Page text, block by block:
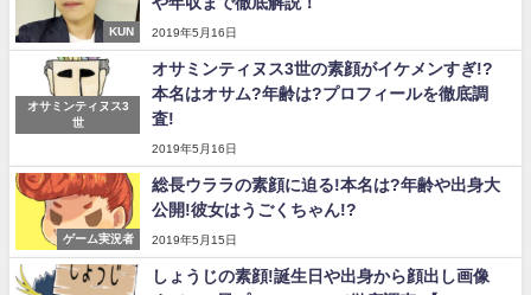
KUN 2019年5月16日
オサミンティヌス3
世
オサミンティヌス3世の素顔がイケメンすぎ!?
本名はオサム?年齢は?プロフィールを徹底調
査!
2019年5月16日
ゲーム実況者
総長ウララの素顔に迫る!本名は?年齢や出身大
公開!彼女はうごくちゃん!?
2019年5月15日
しょうじの素顔!誕生日や出身から顔出し画像